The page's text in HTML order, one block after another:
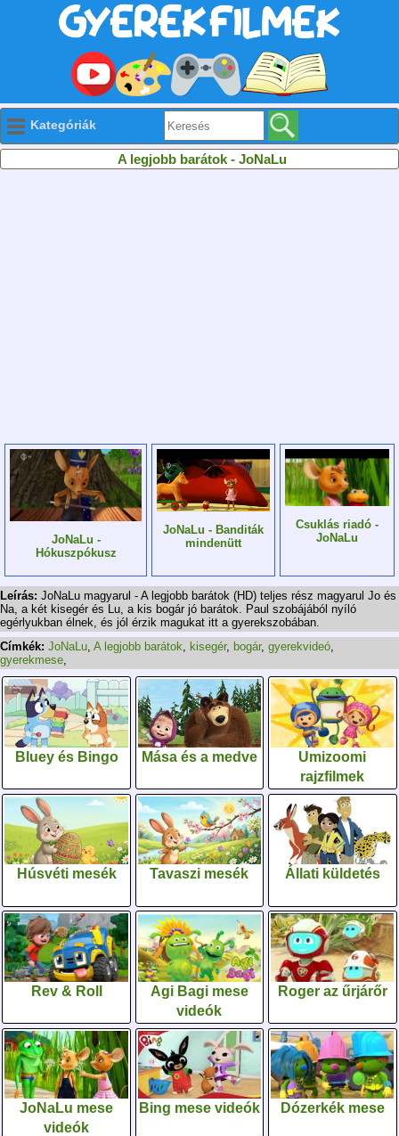
Kategóriák
A legjobb barátok - JoNaLu
JoNaLu -
Hókuszpókusz
JoNaLu - Banditák
mindenütt
Csuklás riadó -
JoNaLu
Leírás: JoNaLu magyarul - A legjobb barátok (HD) teljes rész magyarul Jo és
Na, a két kisegér és Lu, a kis bogár jó barátok. Paul szobájából nyíló
egérlyukban élnek, és jól érzik magukat itt a gyerekszobában.
Címkék: JoNaLu, A legjobb barátok, kisegér, bogár, gyerekvideó,
gyerekmese,
Bluey és Bingo Mása és a medve
Umizoomi
rajzfilmek
Húsvéti mesék Tavaszi mesék Állati küldetés
Rev & Roll
Agi Bagi mese
videók
Roger az űrjárőr
JoNaLu mese
videók
Bing mese videók Dózerkék mese